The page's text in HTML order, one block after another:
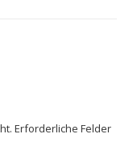
Erforderliche Felder